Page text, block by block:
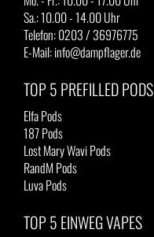
Sa.: 10.00 - 14.00 Uhr
Telefon: 0203 / 36976775
E-Mail: info@dampflager.de
TOP 5 PREFILLED PODS
Elfa Pods
187 Pods
Lost Mary Wavi Pods
RandM Pods
Luva Pods
TOP 5 EINWEG VAPES